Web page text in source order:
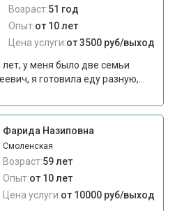
Возраст:51 год
Опыт:от 10 лет
Цена услуги:от 3500 руб/выход
у меня было две семьи
я готовила еду разную,...
Фарида Назиповна
Смоленская
Возраст:59 лет
Опыт:от 10 лет
Цена услуги:от 10000 руб/выход